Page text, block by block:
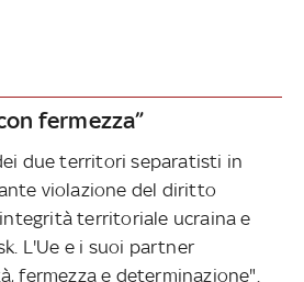
fermezza”
due territori separatisti in
violazione del diritto
territoriale ucraina e
L'Ue e i suoi partner
fermezza e determinazione".